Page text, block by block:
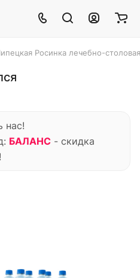
Росинка лечебно-
нас!
БАЛАНС - скидка